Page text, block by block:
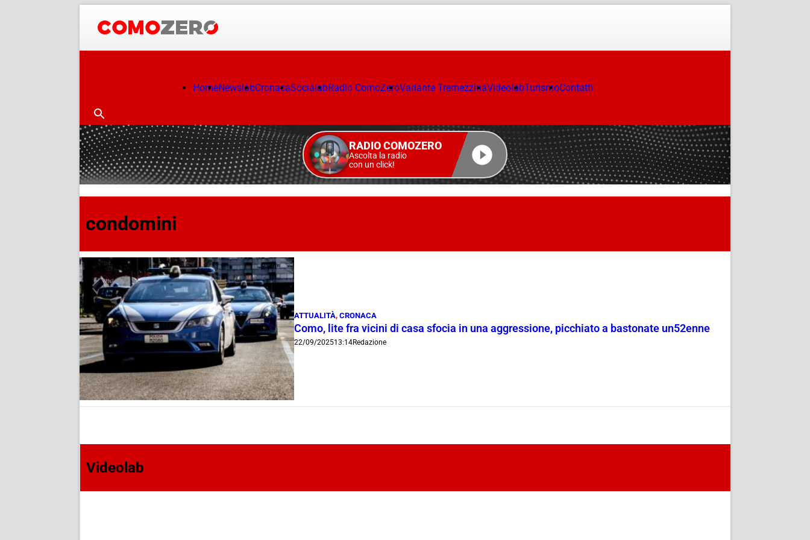
HomeNewslabCronacaSocialabRadio ComoZeroVariante TremezzinaVideolabTurismoContatti
RADIO COMOZERO
Ascolta la radio
con un click!
condomini
ATTUALITÀ,CRONACA
Como, lite fra vicini di casa sfocia in una aggressione, picchiato a bastonate un52enne
22/09/202513:14Redazione
Videolab